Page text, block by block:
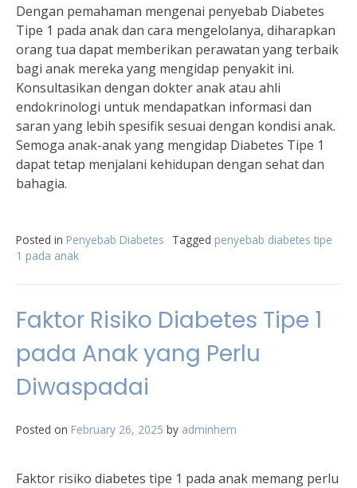
Dengan pemahaman mengenai penyebab Diabetes
Tipe 1 pada anak dan cara mengelolanya, diharapkan
orang tua dapat memberikan perawatan yang terbaik
bagi anak mereka yang mengidap penyakit ini.
Konsultasikan dengan dokter anak atau ahli
endokrinologi untuk mendapatkan informasi dan
saran yang lebih spesifik sesuai dengan kondisi anak.
Semoga anak-anak yang mengidap Diabetes Tipe 1
dapat tetap menjalani kehidupan dengan sehat dan
bahagia.
Posted in Penyebab Diabetes Tagged penyebab diabetes tipe
1 pada anak
Faktor Risiko Diabetes Tipe 1
pada Anak yang Perlu
Diwaspadai
Posted on February 26, 2025 by adminhem
Faktor risiko diabetes tipe 1 pada anak memang perlu